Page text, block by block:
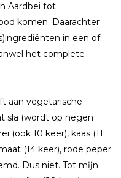
Aardbei tot
komen. Daarachter
in een of
het complete
aan vegetarische
sla (wordt op negen
(ook 10 keer), kaas (11
(14 keer), rode peper
Dus niet. Tot mĳn